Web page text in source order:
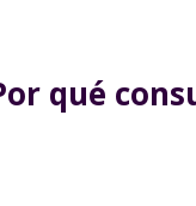
qué